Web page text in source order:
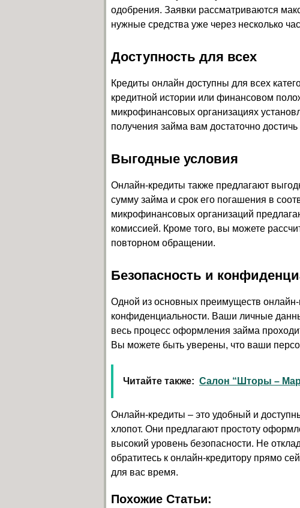
одобрения. Заявки рассматриваются
нужные средства уже через несколько
Доступность для всех
Кредиты онлайн доступны для всех
кредитной истории или финансовом
микрофинансовых организациях
получения займа вам достаточно
Выгодные условия
Онлайн-кредиты также предлагают
сумму займа и срок его погашения в
микрофинансовых организаций
комиссией. Кроме того, вы можете
повторном обращении.
Безопасность и
Одной из основных преимуществ онлайн-
конфиденциальности. Ваши личные
весь процесс оформления займа
Вы можете быть уверены, что ваши
Читайте также: Салон “Шторы –
Онлайн-кредиты – это удобный и
хлопот. Они предлагают простоту
высокий уровень безопасности. Не
обратитесь к онлайн-кредитору прямо
для вас время.
Похожие Статьи: